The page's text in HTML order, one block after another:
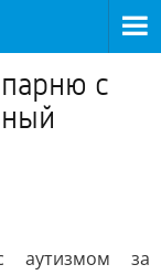
с
аутизмом за